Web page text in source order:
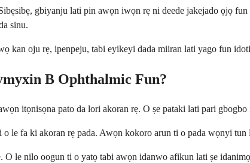
gbiyanju lati pin awọn iwọn rẹ ni deede jakejado ọjọ
sinu.
kan oju rẹ, ipenpeju, tabi eyikeyi dada miiran lati yago fun
B Ophthalmic Fun?
itọnisọna pato da lori akoran rẹ. O ṣe pataki lati pari gbogbo
le fa ki akoran rẹ pada. Awọn kokoro arun ti o pada wọnyi
le nilo oogun ti o yatọ tabi awọn idanwo afikun lati ṣe